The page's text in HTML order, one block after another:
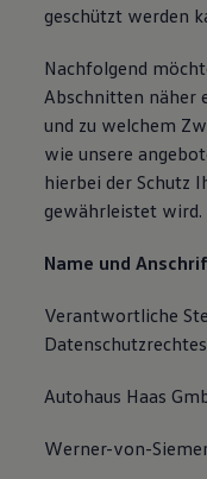
geschützt werden
Nachfolgend
Abschnitten näher
und zu welchem
wie unsere
hierbei der Schutz
gewährleistet wird.
Name und
Verantwortliche
Autohaus Haas
Werner-von-